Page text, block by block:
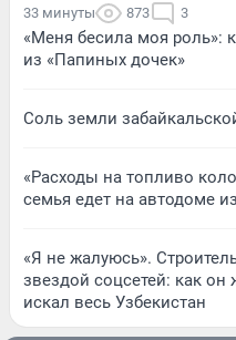
33 минуты 873 3
«Меня бесила моя роль»:
из «Папиных дочек»
Соль земли
«Расходы на топливо
семья едет на автодоме
«Я не жалуюсь».
звездой соцсетей: как
искал весь Узбекистан